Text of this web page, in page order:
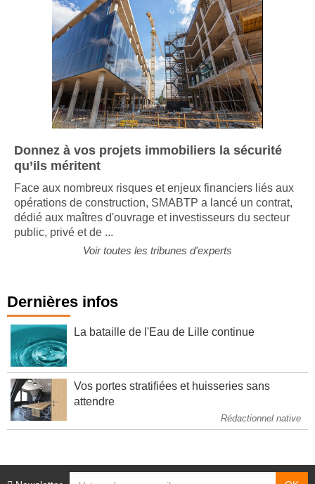
Donnez à vos projets immobiliers la sécurité
qu’ils méritent
Face aux nombreux risques et enjeux financiers liés aux
opérations de construction, SMABTP a lancé un contrat,
dédié aux maîtres d'ouvrage et investisseurs du secteur
public, privé et de ...
Voir toutes les tribunes d'experts
Dernières infos
La bataille de l'Eau de Lille continue
Vos portes stratifiées et huisseries sans
attendre
Rédactionnel native